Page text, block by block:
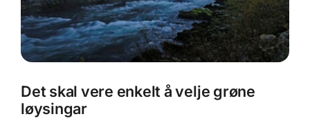
Det skal vere enkelt å velje grøne
løysingar